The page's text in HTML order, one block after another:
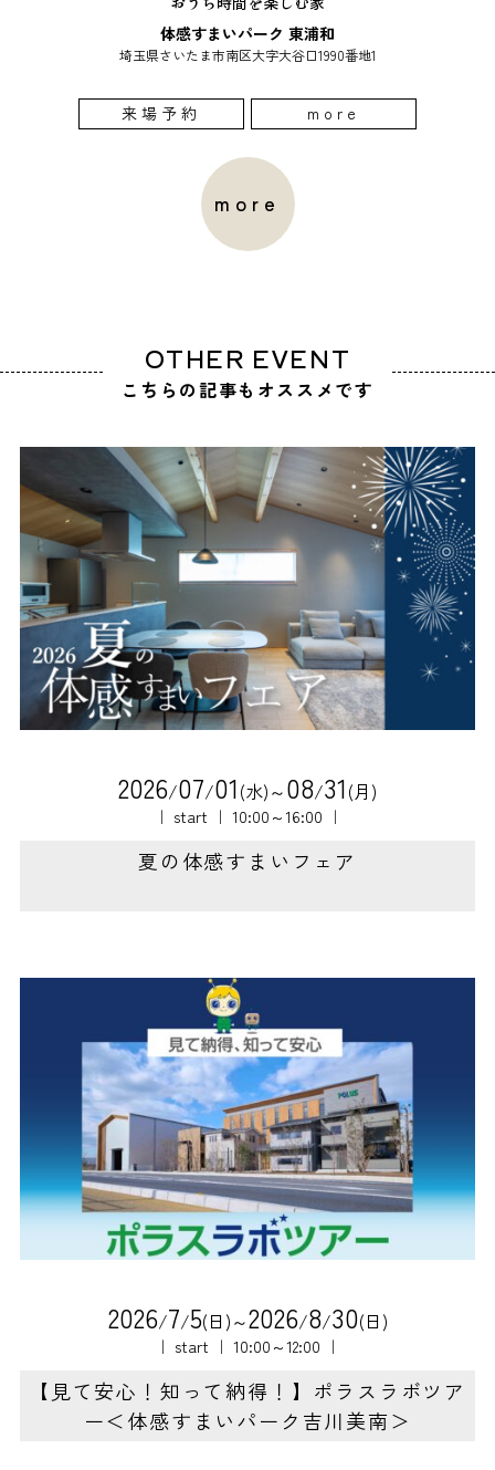
体感すまいパーク 東浦和
埼玉県さいたま市南区大字大谷口1990番地1
来場予約 more
more
OTHER EVENT
こちらの記事もオススメです
2026/07/01(水)～08/31(月)
｜ start ｜ 10:00～16:00 ｜
夏の体感すまいフェア
2026/7/5(日)～2026/8/30(日)
｜ start ｜ 10:00～12:00 ｜
【見て安心！知って納得！】ポラスラボツア
ー＜体感すまいパーク吉川美南＞